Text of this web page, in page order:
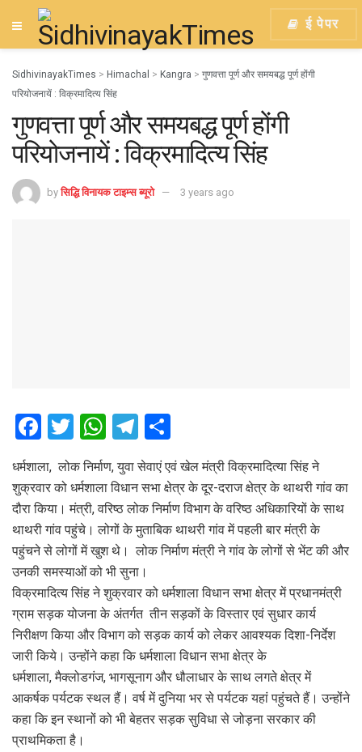
ई पेपर
SidhivinayakTimes > Himachal > Kangra > गुणवत्ता पूर्ण और समयबद्ध पूर्ण होंगी
परियोजनायें : विक्रमादित्य सिंह
गुणवत्ता पूर्ण और समयबद्ध पूर्ण होंगी
परियोजनायें : विक्रमादित्य सिंह
by सिद्धि विनायक टाइम्स ब्यूरो 3 years ago
F
ce
b
o
o
k
T
wi
tt
er
W
at
s
A
p
p
T
el
e
gr
a
m
h
ar
e
धर्मशाला, लोक निर्माण, युवा सेवाएं एवं खेल मंत्री विक्रमादित्या सिंह ने
शुक्रवार को धर्मशाला विधान सभा क्षेत्र के दूर-दराज क्षेत्र के थाथरी गांव का
दौरा किया। मंत्री, वरिष्ठ लोक निर्माण विभाग के वरिष्ठ अधिकारियों के साथ
थाथरी गांव पहुंचे। लोगों के मुताबिक थाथरी गांव में पहली बार मंत्री के
पहुंचने से लोगों में खुश थे। लोक निर्माण मंत्री ने गांव के लोगों से भेंट की और
उनकी समस्याओं को भी सुना।
विक्रमादित्य सिंह ने शुक्रवार को धर्मशाला विधान सभा क्षेत्र में प्रधानमंत्री
ग्राम सड़क योजना के अंतर्गत तीन सड़कों के विस्तार एवं सुधार कार्य
निरीक्षण किया और विभाग को सड़क कार्य को लेकर आवश्यक दिशा-निर्देश
जारी किये। उन्होंने कहा कि धर्मशाला विधान सभा क्षेत्र के
धर्मशाला, मैक्लोडगंज, भागसूनाग और धौलाधार के साथ लगते क्षेत्र में
आकर्षक पर्यटक स्थल हैं। वर्ष में दुनिया भर से पर्यटक यहां पहुंचते हैं। उन्होंने
कहा कि इन स्थानों को भी बेहतर सड़क सुविधा से जोड़ना सरकार की
प्राथमिकता है।